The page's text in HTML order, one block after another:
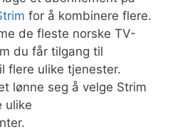
for å kombinere flere.
de fleste norske TV-
du får tilgang til
flere ulike tjenester.
lønne seg å velge Strim
ulike